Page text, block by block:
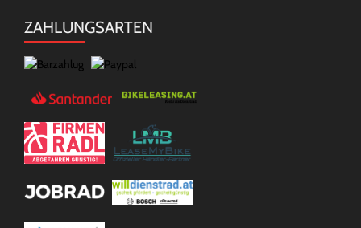
ZAHLUNGSARTEN